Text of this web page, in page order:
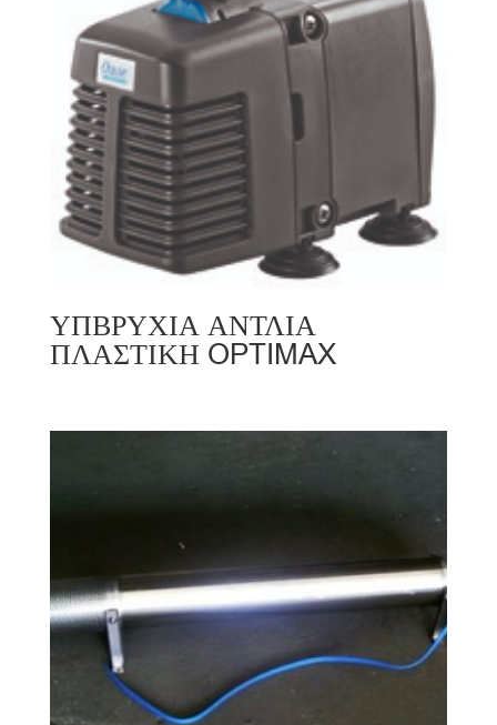
ΥΠΒΡΥΧΙΑ ΑΝΤΛΙΑ
ΠΛΑΣΤΙΚΗ OPTIMAX